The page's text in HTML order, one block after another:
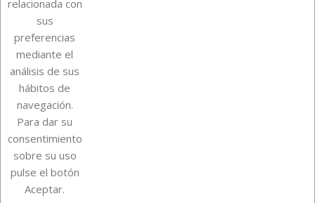
Su cuenta
Información de la tienda
InstagramTikTok
relacionada con
sus
preferencias
mediante el
análisis de sus
hábitos de
navegación.
Para dar su
consentimiento
sobre su uso
pulse el botón
Aceptar.